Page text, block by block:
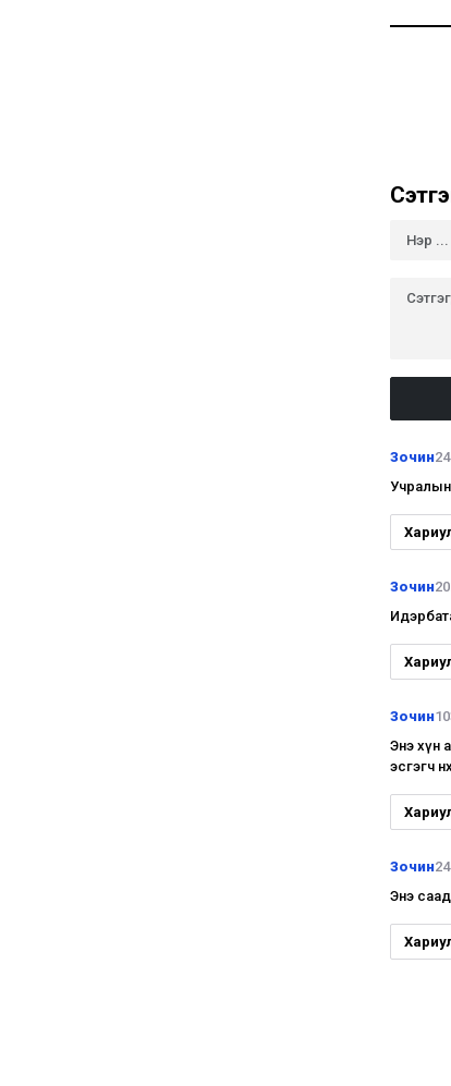
Зочин
Учралын
Зочин
Зочин
Энэ хүн
эсгэгч
Зочин
Энэ